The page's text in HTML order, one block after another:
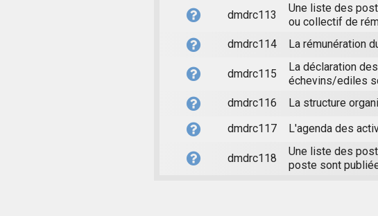
dmdrc113
Une liste des
ou collectif de
dmdrc114
La rémunération
dmdrc115
La déclaration
échevins/ediles
dmdrc116
La structure
dmdrc117
L'agenda des
dmdrc118
Une liste des
poste sont